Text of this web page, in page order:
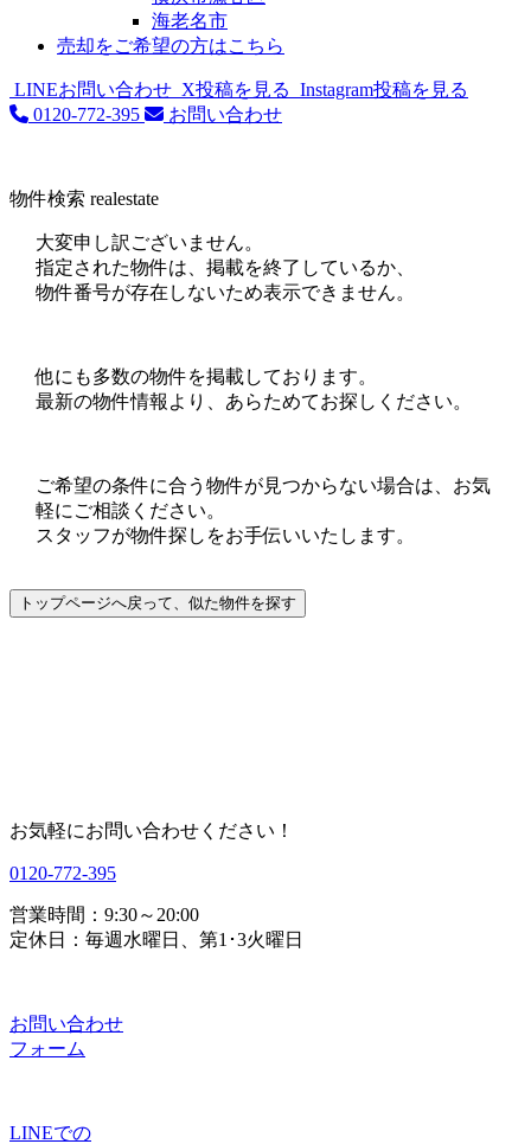
海老名市
売却をご希望の方はこちら
LINEお問い合わせ X投稿を見る Instagram投稿を見る
0120-772-395
お問い合わせ
物件検索 realestate
大変申し訳ございません。
指定された物件は、掲載を終了しているか、
物件番号が存在しないため表示できません。
他にも多数の物件を掲載しております。
最新の物件情報より、あらためてお探しください。
ご希望の条件に合う物件が見つからない場合は、お気
軽にご相談ください。
スタッフが物件探しをお手伝いいたします。
お気軽にお問い合わせください！
0120-772-395
営業時間：9:30～20:00
定休日：毎週水曜日、第1･3火曜日
お問い合わせ
フォーム
LINEでの